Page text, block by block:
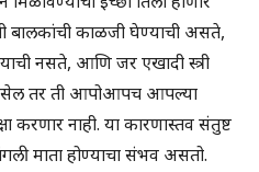
बालकांची काळजी घेण्याची असते,
नसते, आणि जर एखादी स्त्री
तर ती आपोआपच आपल्या
करणार नाही. या कारणास्तव संतुष्ट
माता होण्याचा संभव असतो.